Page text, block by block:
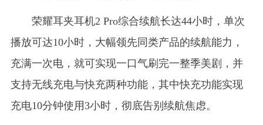
荣耀耳夹耳机2 Pro综合续航长达44小时，单次
播放可达10小时，大幅领先同类产品的续航能力，
充满一次电，就可实现一口气刷完一整季美剧，并
支持无线充电与快充两种功能，其中快充功能实现
充电10分钟使用3小时，彻底告别续航焦虑。